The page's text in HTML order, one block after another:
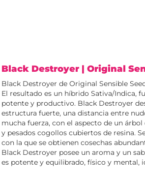
Black Destroyer | Original
Black Destroyer de Original Sensible
El resultado es un híbrido Sativa/Indica,
potente y productivo. Black Destroyer
estructura fuerte, una distancia entre
mucha fuerza, con el aspecto de un
y pesados cogollos cubiertos de resina.
con la que se obtienen cosechas
Black Destroyer posee un aroma y un
es potente y equilibrado, físico y mental,